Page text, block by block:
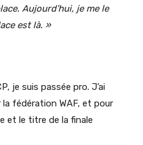
Aujourd’hui, je me le
est là. »
je suis passée pro. J’ai
fédération WAF, et pour
et le titre de la finale